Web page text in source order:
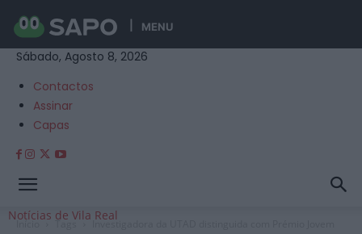
MENU
Sábado, Agosto 8, 2026
Contactos
Assinar
Capas
Notícias de Vila Real
Início Tags
Investigadora da UTAD distinguida com Prémio Jovem